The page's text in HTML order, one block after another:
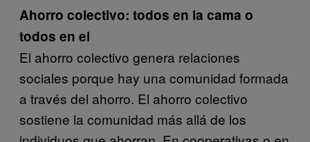
Ahorro colectivo: todos en la cama o
todos en el
El ahorro colectivo genera relaciones
sociales porque hay una comunidad formada
a través del ahorro. El ahorro colectivo
sostiene la comunidad más allá de los